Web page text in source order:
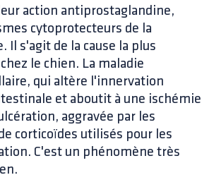
action antiprostaglandine,
cytoprotecteurs de la
Il s'agit de la cause la plus
le chien. La maladie
qui altère l'innervation
et aboutit à une ischémie
aggravée par les
corticoïdes utilisés pour les
C'est un phénomène très